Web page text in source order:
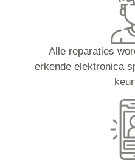
Alle reparaties
erkende elektronica